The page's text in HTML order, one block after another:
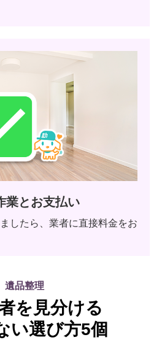
業とお支払い
したら、業者に直接料金をお
遺品整理
を見分ける
い選び方5個